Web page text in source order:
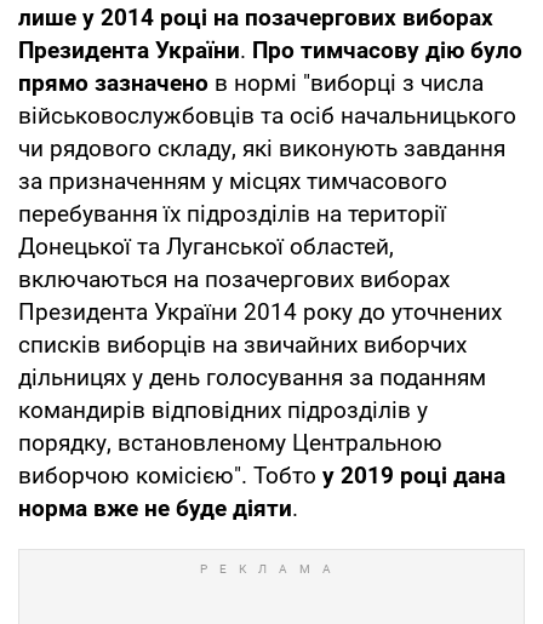
лише у 2014 році на позачергових виборах
Президента України. Про тимчасову дію було
прямо зазначено в нормі "виборці з числа
військовослужбовців та осіб начальницького
чи рядового складу, які виконують завдання
за призначенням у місцях тимчасового
перебування їх підрозділів на території
Донецької та Луганської областей,
включаються на позачергових виборах
Президента України 2014 року до уточнених
списків виборців на звичайних виборчих
дільницях у день голосування за поданням
командирів відповідних підрозділів у
порядку, встановленому Центральною
виборчою комісією". Тобто у 2019 році дана
норма вже не буде діяти.